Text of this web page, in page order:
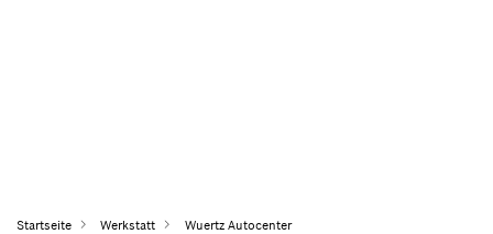
Startseite Werkstatt Wuertz Autocenter